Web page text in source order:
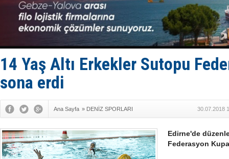
Tekne, su
Dışişleri
Depo ve
14 Yaş Altı Erkekler Sutopu
sona erdi
Ana Sayfa » DENİZ SPORLARI 30.07.2018
Edirne'de
Federasyon